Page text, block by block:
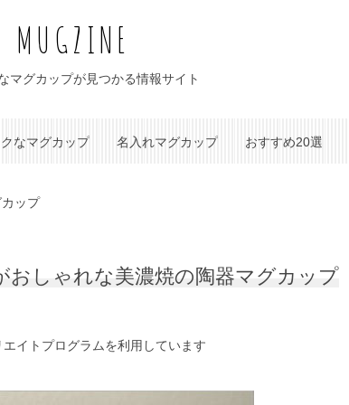
MUGZINE
マグカップが見つかる情報サイト
なマグカップ 名入れマグカップ おすすめ20選
ップ
おしゃれな美濃焼の陶器マグカップ
イトプログラムを利用しています